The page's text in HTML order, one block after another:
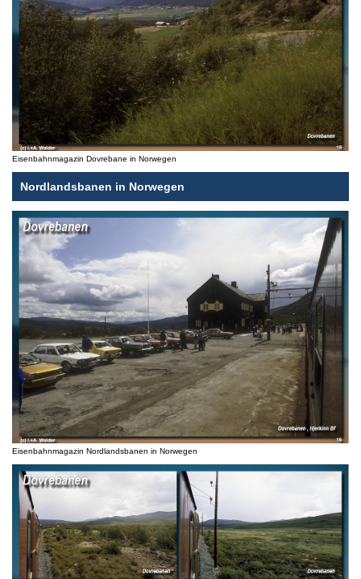
Eisenbahnmagazin Dovrebane in Norwegen
Nordlandsbanen in Norwegen
Eisenbahnmagazin Nordlandsbanen in Norwegen